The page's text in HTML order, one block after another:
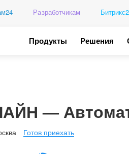
Разработчикам
Продукты Решения
—
Готов приехать